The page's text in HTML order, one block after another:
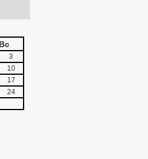
Вс
3
10
17
24